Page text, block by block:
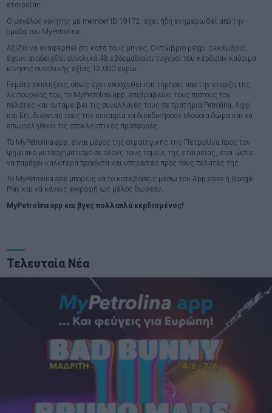
εταιρείας.
Ο μεγάλος νικητής με member ID 19172, έχει ήδη ενημερωθεί από την
ομάδα του MyPetrolina.
Αξίζει να αναφερθεί ότι κατά τους μήνες, Οκτώβριο μέχρι Δεκέμβριο,
έχουν αναδειχθεί συνολικά 48 εβδομαδιαίοι τυχεροί που κέρδισαν καύσιμα
κίνησης συνολικής αξίας 12,000 ευρώ.
Γεμάτο εκπλήξεις, όπως έχει υποσχεθεί και τηρήσει από την έναρξη της
λειτουργίας του, το MyPetrolina app, επιβραβεύει τους πιστούς του
πελάτες και ανταμείβει τις συναλλαγές τους σε πρατήρια Petrolina, Agip
και Eni, δίνοντας τους την ευκαιρία να διεκδικήσουν πλούσια δώρα και να
επωφεληθούν τις αποκλειστικές προσφορές.
Το MyPetrolina app, είναι μέρος της στρατηγικής της Πετρολίνα προς τον
ψηφιακό μετασχηματισμό σε όλους τους τομείς της εταιρείας, έτσι ώστε
να παρέχει καλύτερα προϊόντα και υπηρεσίες προς τους πελάτες της.
Το MyPetrolina app μπορείς να το κατεβάσεις μέσω του App store ή Google
Play και να κάνεις εγγραφή ως μέλος δωρεάν.
MyPetrolina app και βγες πολλαπλά κερδισμένος!
Τελευταία Νέα